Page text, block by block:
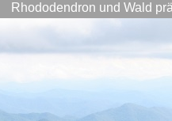
Rhododendron und Wald